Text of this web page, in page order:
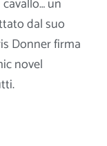
un
dal suo
Donner firma
novel